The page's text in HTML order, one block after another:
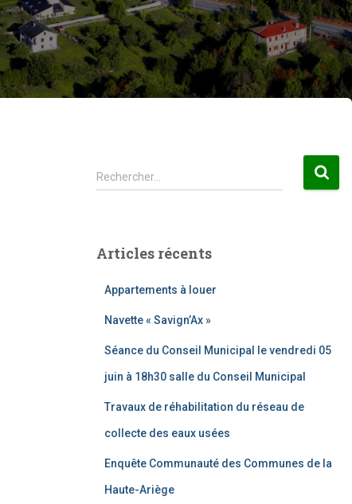
R
e
r
Rechercher…
Articles récents
Appartements à louer
Navette « Savign’Ax »
Séance du Conseil Municipal le vendredi 05
juin à 18h30 salle du Conseil Municipal
Travaux de réhabilitation du réseau de
collecte des eaux usées
Enquête Communauté des Communes de la
Haute-Ariège